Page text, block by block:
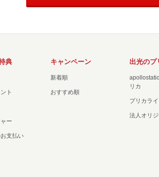
典
ト
ー
支払い
キャンペーン
新着順
おすすめ順
出光のプ
リカ
プリカラ
法人オリ